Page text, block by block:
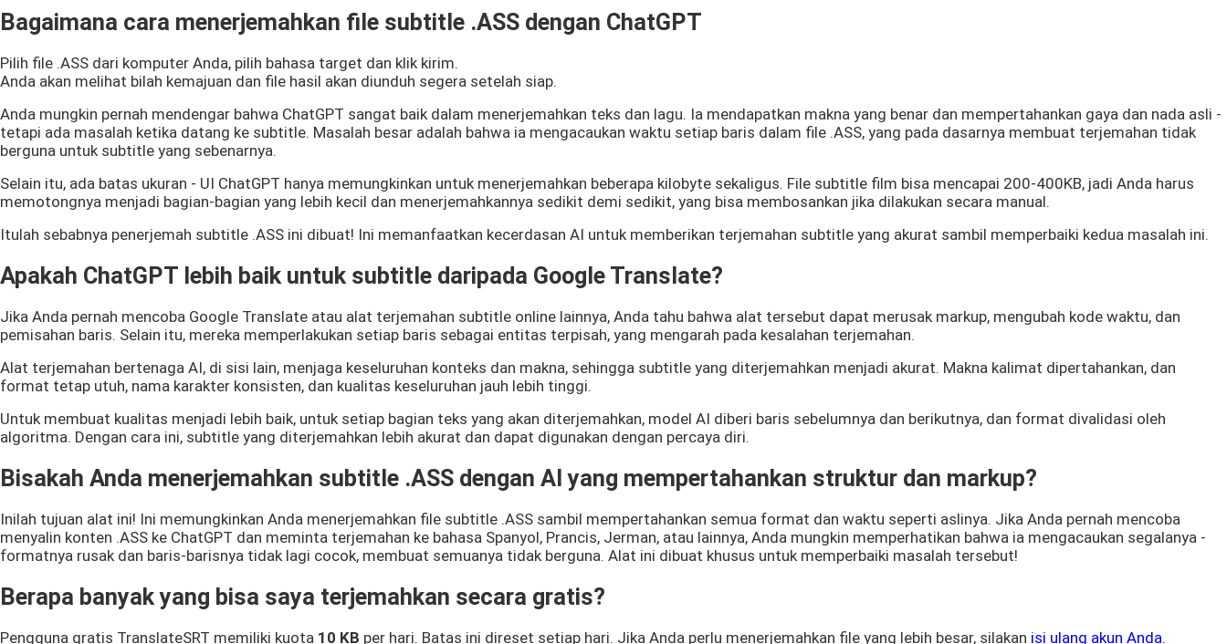
Bagaimana cara menerjemahkan file subtitle .ASS dengan ChatGPT
Pilih file .ASS dari komputer Anda, pilih bahasa target dan klik kirim.
Anda akan melihat bilah kemajuan dan file hasil akan diunduh segera setelah siap.
Anda mungkin pernah mendengar bahwa ChatGPT sangat baik dalam menerjemahkan teks dan lagu. Ia mendapatkan makna yang benar dan mempertahankan gaya dan nada asli -
tetapi ada masalah ketika datang ke subtitle. Masalah besar adalah bahwa ia mengacaukan waktu setiap baris dalam file .ASS, yang pada dasarnya membuat terjemahan tidak
berguna untuk subtitle yang sebenarnya.
Selain itu, ada batas ukuran - UI ChatGPT hanya memungkinkan untuk menerjemahkan beberapa kilobyte sekaligus. File subtitle film bisa mencapai 200-400KB, jadi Anda harus
memotongnya menjadi bagian-bagian yang lebih kecil dan menerjemahkannya sedikit demi sedikit, yang bisa membosankan jika dilakukan secara manual.
Itulah sebabnya penerjemah subtitle .ASS ini dibuat! Ini memanfaatkan kecerdasan AI untuk memberikan terjemahan subtitle yang akurat sambil memperbaiki kedua masalah ini.
Apakah ChatGPT lebih baik untuk subtitle daripada Google Translate?
Jika Anda pernah mencoba Google Translate atau alat terjemahan subtitle online lainnya, Anda tahu bahwa alat tersebut dapat merusak markup, mengubah kode waktu, dan
pemisahan baris. Selain itu, mereka memperlakukan setiap baris sebagai entitas terpisah, yang mengarah pada kesalahan terjemahan.
Alat terjemahan bertenaga AI, di sisi lain, menjaga keseluruhan konteks dan makna, sehingga subtitle yang diterjemahkan menjadi akurat. Makna kalimat dipertahankan, dan
format tetap utuh, nama karakter konsisten, dan kualitas keseluruhan jauh lebih tinggi.
Untuk membuat kualitas menjadi lebih baik, untuk setiap bagian teks yang akan diterjemahkan, model AI diberi baris sebelumnya dan berikutnya, dan format divalidasi oleh
algoritma. Dengan cara ini, subtitle yang diterjemahkan lebih akurat dan dapat digunakan dengan percaya diri.
Bisakah Anda menerjemahkan subtitle .ASS dengan AI yang mempertahankan struktur dan markup?
Inilah tujuan alat ini! Ini memungkinkan Anda menerjemahkan file subtitle .ASS sambil mempertahankan semua format dan waktu seperti aslinya. Jika Anda pernah mencoba
menyalin konten .ASS ke ChatGPT dan meminta terjemahan ke bahasa Spanyol, Prancis, Jerman, atau lainnya, Anda mungkin memperhatikan bahwa ia mengacaukan segalanya -
formatnya rusak dan baris-barisnya tidak lagi cocok, membuat semuanya tidak berguna. Alat ini dibuat khusus untuk memperbaiki masalah tersebut!
Berapa banyak yang bisa saya terjemahkan secara gratis?
Pengguna gratis TranslateSRT memiliki kuota 10 KB per hari. Batas ini direset setiap hari. Jika Anda perlu menerjemahkan file yang lebih besar, silakan isi ulang akun Anda.